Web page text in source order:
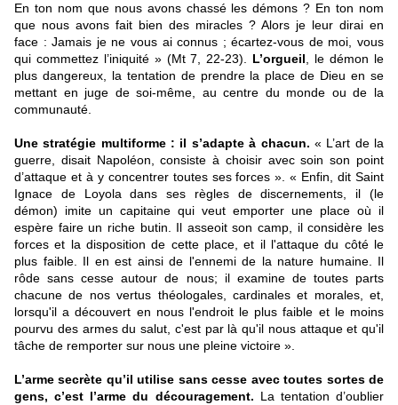
En ton nom que nous avons chassé les démons ? En ton nom
que nous avons fait bien des miracles ? Alors je leur dirai en
face : Jamais je ne vous ai connus ; écartez-vous de moi, vous
qui commettez l’iniquité » (Mt 7, 22-23). L’orgueil, le démon le
plus dangereux, la tentation de prendre la place de Dieu en se
mettant en juge de soi-même, au centre du monde ou de la
communauté.
Une stratégie multiforme : il s’adapte à chacun. « L’art de la
guerre, disait Napoléon, consiste à choisir avec soin son point
d’attaque et à y concentrer toutes ses forces ». « Enfin, dit Saint
Ignace de Loyola dans ses règles de discernements, il (le
démon) imite un capitaine qui veut emporter une place où il
espère faire un riche butin. Il asseoit son camp, il considère les
forces et la disposition de cette place, et il l'attaque du côté le
plus faible. Il en est ainsi de l'ennemi de la nature humaine. Il
rôde sans cesse autour de nous; il examine de toutes parts
chacune de nos vertus théologales, cardinales et morales, et,
lorsqu'il a découvert en nous l'endroit le plus faible et le moins
pourvu des armes du salut, c'est par là qu'il nous attaque et qu'il
tâche de remporter sur nous une pleine victoire ».
L’arme secrète qu’il utilise sans cesse avec toutes sortes de
gens, c’est l’arme du découragement. La tentation d’oublier